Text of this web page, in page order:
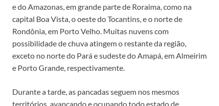
e do Amazonas, em grande parte de Roraima, como na
capital Boa Vista, o oeste do Tocantins, e o norte de
Rondônia, em Porto Velho. Muitas nuvens com
possibilidade de chuva atingem o restante da região,
exceto no norte do Pará e sudeste do Amapá, em Almeirim
e Porto Grande, respectivamente.
Durante a tarde, as pancadas seguem nos mesmos
territórios, avançando e ocupando todo estado de